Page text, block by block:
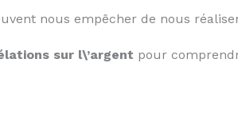
nous empêcher de nous
sur l\’argent pour